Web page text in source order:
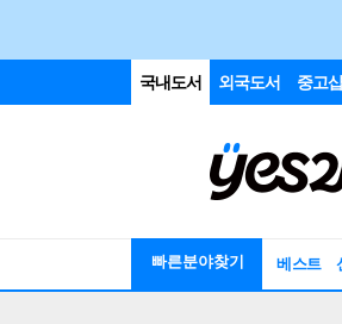
국내도서 외국도서 중고샵
빠른분야찾기 베스트